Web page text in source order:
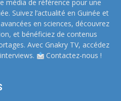
média de référence pour une
Suivez l’actualité en Guinée et
en sciences, découvrez
et bénéficiez de contenus
Avec Gnakry TV, accédez
Contactez-nous !